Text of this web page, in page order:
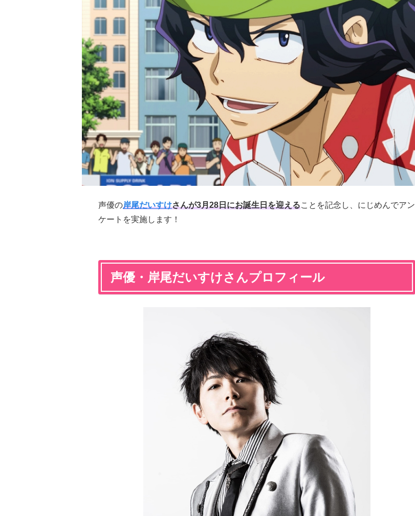
声優の岸尾だいすけさんが3月28日にお誕生日を迎えることを記念し、にじめんでアン
ケートを実施します！
声優・岸尾だいすけさんプロフィール